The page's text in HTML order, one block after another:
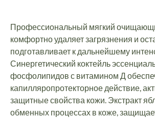
Профессиональный мягкий
комфортно удаляет загрязнения и
подготавливает к дальнейшему
Синергетический коктейль
фосфолипидов с витамином Д
капилляропротекторное действие,
защитные свойства кожи. Экстракт
обменных процессах в коже,